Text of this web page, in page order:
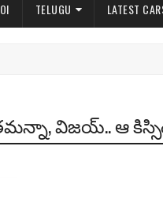
TELUGU LATEST
తమన్నా, విజయ్.. ఆ